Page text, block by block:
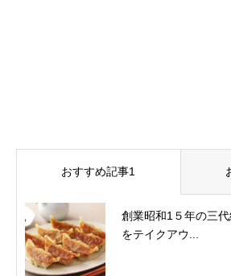
おすすめ記事1
創業昭和1５年の三
をテイクアウ...